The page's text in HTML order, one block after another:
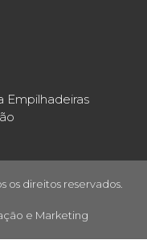
Empilhadeiras
os direitos reservados.
e Marketing